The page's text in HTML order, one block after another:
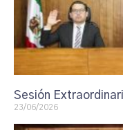
Sesión
23/06/2026